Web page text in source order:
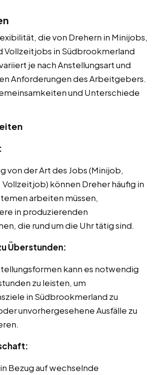
die von Drehern in Minijobs,
Vollzeitjobs in Südbrookmerland
je nach Anstellungsart und
Anforderungen des Arbeitgebers.
und Unterschiede
von der Art des Jobs (Minijob,
können Dreher häufig in
arbeiten müssen,
in produzierenden
die rund um die Uhr tätig sind.
Überstunden:
kann es notwendig
zu leisten, um
in Südbrookmerland zu
unvorhergesehene Ausfälle zu
Bezug auf wechselnde